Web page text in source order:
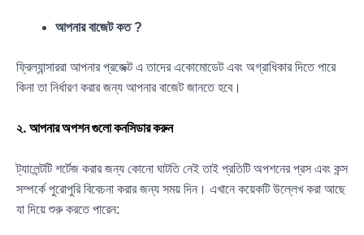
আপনার বাজেট কত ?
ফ্রিল্যান্সাররা আপনার প্রজেক্ট এ তাদের একোমোডেট এবং অগ্রাধিকার দিতে পারে
কিনা তা নির্ধারণ করার জন্য আপনার বাজেট জানতে হবে।
২. আপনার অপশন গুলো কনসিডার করুন
ট্যালেন্টটি শর্টেজ করার জন্য কোনো ঘাটতি নেই তাই প্রতিটি অপশনের প্রস এবং কন্স
সম্পর্কে পুরোপুরি বিবেচনা করার জন্য সময় দিন। এখানে কয়েকটি উল্লেখ করা আছে
যা দিয়ে শুরু করতে পারেন: